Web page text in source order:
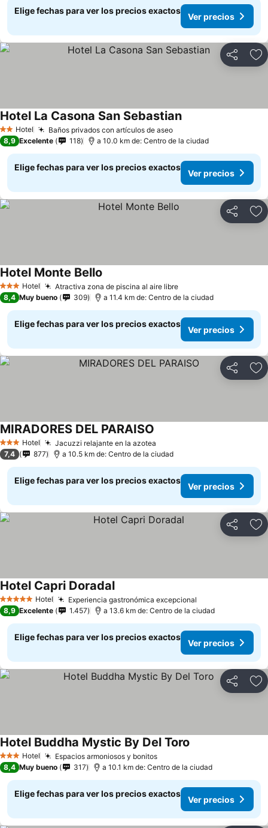
Elige fechas para ver los precios exactos
Ver precios
Compartir
2 Estrellas
Hotel Baños privados con artículos de aseo
Hotel La Casona San Sebastian
8,9 Excelente 118 a 10.0 km de: Centro de la ciudad
Elige fechas para ver los precios exactos
Ver precios
Compartir
3 Estrellas
Hotel Atractiva zona de piscina al aire libre
Hotel Monte Bello
8,4 Muy bueno 309 a 11.4 km de: Centro de la ciudad
Elige fechas para ver los precios exactos
Ver precios
Compartir
3 Estrellas
Hotel Jacuzzi relajante en la azotea
MIRADORES DEL PARAISO
7,4 877 a 10.5 km de: Centro de la ciudad
Elige fechas para ver los precios exactos
Ver precios
Compartir
5 Estrellas Hotel Experiencia gastronómica excepcional
Hotel Capri Doradal
8,9 Excelente 1.457 a 13.6 km de: Centro de la ciudad
Elige fechas para ver los precios exactos
Ver precios
Compartir
3 Estrellas
Hotel Espacios armoniosos y bonitos
Hotel Buddha Mystic By Del Toro
8,4 Muy bueno 317 a 10.1 km de: Centro de la ciudad
Elige fechas para ver los precios exactos
Ver precios